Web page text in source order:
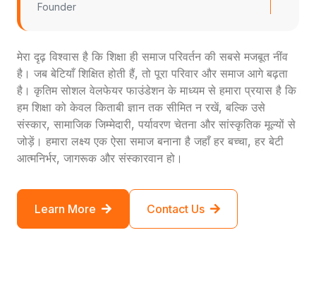
Founder
मेरा दृढ़ विश्वास है कि शिक्षा ही समाज परिवर्तन की सबसे मजबूत नींव
है। जब बेटियाँ शिक्षित होती हैं, तो पूरा परिवार और समाज आगे बढ़ता
है। कृतिम सोशल वेलफेयर फाउंडेशन के माध्यम से हमारा प्रयास है कि
हम शिक्षा को केवल किताबी ज्ञान तक सीमित न रखें, बल्कि उसे
संस्कार, सामाजिक जिम्मेदारी, पर्यावरण चेतना और सांस्कृतिक मूल्यों से
जोड़ें। हमारा लक्ष्य एक ऐसा समाज बनाना है जहाँ हर बच्चा, हर बेटी
आत्मनिर्भर, जागरूक और संस्कारवान हो।
Learn More Contact Us